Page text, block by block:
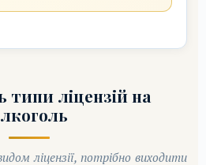
типи ліцензій на
ліцензії, потрібно виходити